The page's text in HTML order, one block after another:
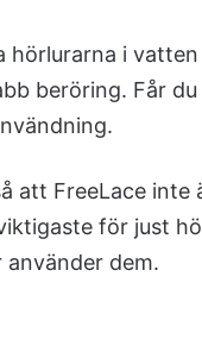
i
beröring. Får
att FreeLace inte
för just
dem.